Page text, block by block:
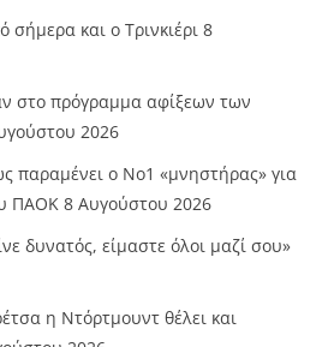
και ο Τρινκιέρι 8
στο πρόγραμμα αφίξεων των
2026
παραμένει ο Νο1 «μνηστήρας» για
ΠΑΟΚ 8 Αυγούστου 2026
δυνατός, είμαστε όλοι μαζί σου»
η Ντόρτμουντ θέλει και